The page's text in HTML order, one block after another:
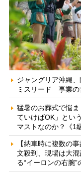
ジャングリア沖縄
ミスリード 事業の
猛暑のお葬式で悩
ていけばOK」とい
マストなのか？《1
【納車時に複数の
文殺到、現場は大
る“イーロンの右腕”